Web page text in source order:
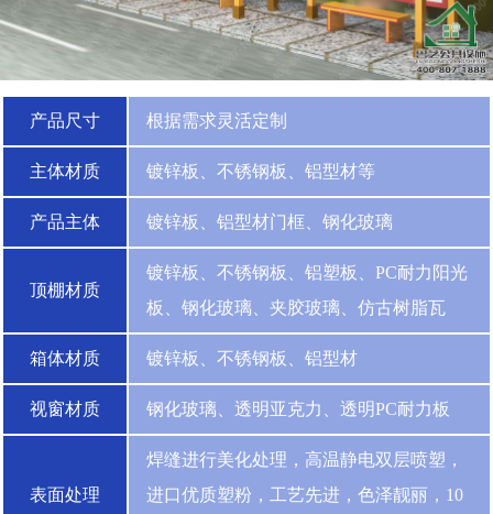
产品尺寸 根据需求灵活定制
主体材质 镀锌板、不锈钢板、铝型材等
产品主体 镀锌板、铝型材门框、钢化玻璃
顶棚材质
镀锌板、不锈钢板、铝塑板、PC耐力阳光
板、钢化玻璃、夹胶玻璃、仿古树脂瓦
箱体材质 镀锌板、不锈钢板、铝型材
视窗材质 钢化玻璃、透明亚克力、透明PC耐力板
表面处理
焊缝进行美化处理，高温静电双层喷塑，
进口优质塑粉，工艺先进，色泽靓丽，10